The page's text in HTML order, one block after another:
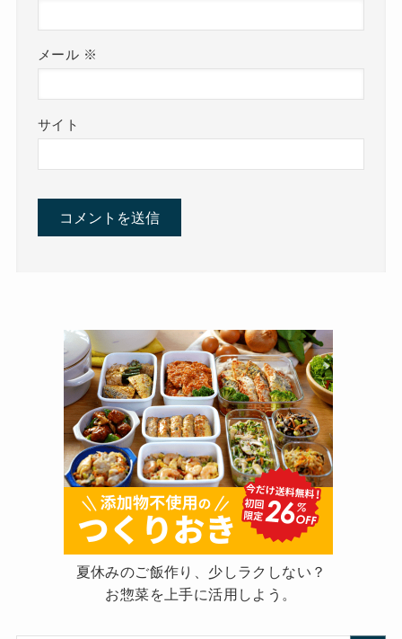
メール ※
サイト
夏休みのご飯作り、少しラクしない？
お惣菜を上手に活用しよう。